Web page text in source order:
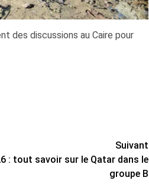
des discussions au Caire pour
Suivant
: tout savoir sur le Qatar dans le
groupe B